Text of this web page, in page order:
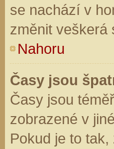
se nachází v
změnit veškerá
Nahoru
Časy jsou
Časy jsou
zobrazené v
Pokud je to